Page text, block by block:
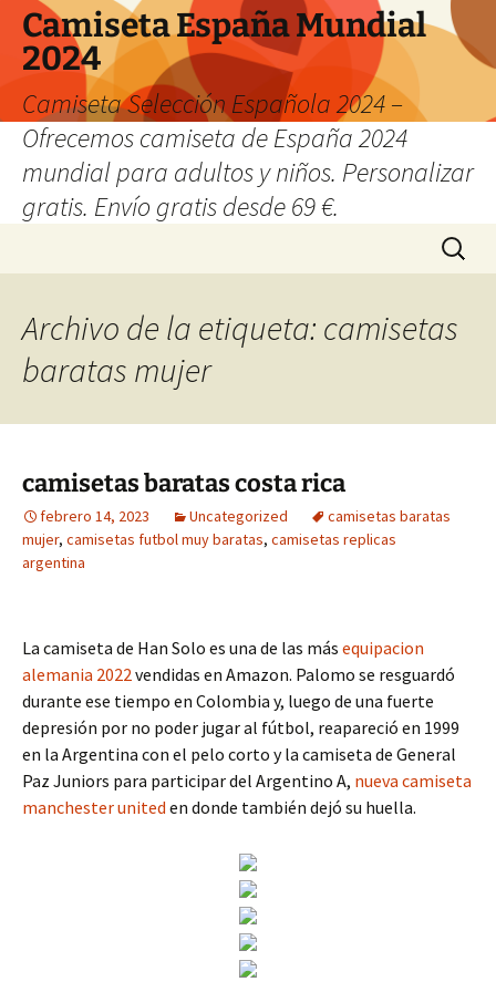
Camiseta España Mundial
2024
Camiseta Selección Española 2024 –
Ofrecemos camiseta de España 2024
mundial para adultos y niños. Personalizar
gratis. Envío gratis desde 69 €.
Buscar:
Archivo de la etiqueta: camisetas
baratas mujer
camisetas baratas costa rica
febrero 14, 2023 Uncategorized
camisetas baratas
mujer, camisetas futbol muy baratas, camisetas replicas
argentina
La camiseta de Han Solo es una de las más equipacion
alemania 2022vendidas en Amazon. Palomo se resguardó
durante ese tiempo en Colombia y, luego de una fuerte
depresión por no poder jugar al fútbol, reapareció en 1999
en la Argentina con el pelo corto y la camiseta de General
Paz Juniors para participar del Argentino A, nueva camiseta
manchester united en donde también dejó su huella.